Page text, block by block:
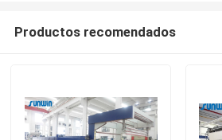
Productos recomendados